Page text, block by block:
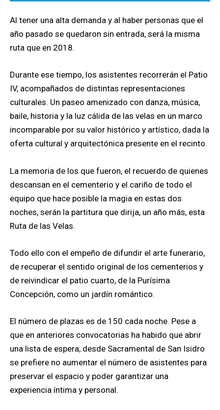
Al tener una alta demanda y al haber personas que el
año pasado se quedaron sin entrada, será la misma
ruta que en 2018.
Durante ese tiempo, los asistentes recorrerán el Patio
IV, acompañados de distintas representaciones
culturales. Un paseo amenizado con danza, música,
baile, historia y la luz cálida de las velas en un marco
incomparable por su valor histórico y artístico, dada la
oferta cultural y arquitectónica presente en el recinto.
La memoria de los que fueron, el recuerdo de quienes
descansan en el cementerio y el cariño de todo el
equipo que hace posible la magia en estas dos
noches, serán la partitura que dirija, un año más, esta
Ruta de las Velas.
Todo ello con el empeño de difundir el arte funerario,
de recuperar el sentido original de los cementerios y
de reivindicar el patio cuarto, de la Purísima
Concepción, como un jardín romántico.
El número de plazas es de 150 cada noche. Pese a
que en anteriores convocatorias ha habido que abrir
una lista de espera, desde Sacramental de San Isidro
se prefiere no aumentar el número de asistentes para
preservar el espacio y poder garantizar una
experiencia íntima y personal.